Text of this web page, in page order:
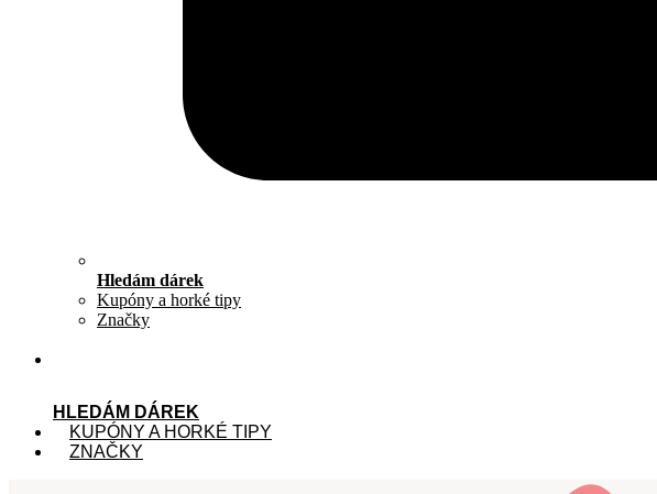
Hledám dárek
Kupóny a horké tipy
Značky
HLEDÁM DÁREK
KUPÓNY A HORKÉ TIPY
ZNAČKY